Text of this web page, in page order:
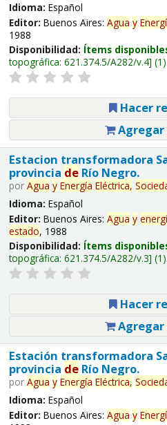
Idioma: Español
Editor: Buenos Aires: Agua y
1988
Disponibilidad: Ítems
topográfica: 621.374.5/A282/v.4 (1).
Hacer
Estacion transformadora
provincia deRío Negro.
por Agua y Energía Eléctrica,
Idioma: Español
Editor: Buenos Aires: Agua y
estado, 1988
Disponibilidad: Ítems
topográfica: 621.374.5/A282/v.3 (1).
Hacer
Estación transformadora
provincia deRío Negro.
por Agua y Energía Eléctrica,
Idioma: Español
Editor: Buenos Aires: Agua y